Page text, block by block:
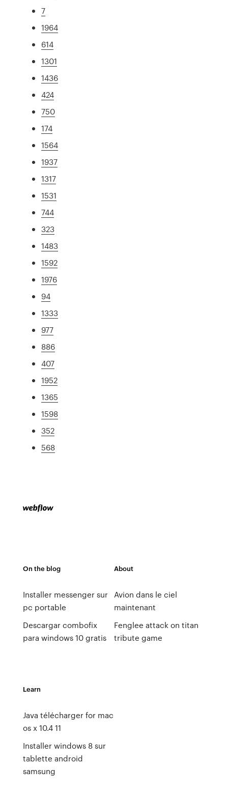
7
1964
614
1301
1436
424
750
174
1564
1937
1317
1531
744
323
1483
1592
1976
94
1333
977
886
407
1952
1365
1598
352
568
On the blog
Installer messenger sur
pc portable
Descargar combofix
para windows 10 gratis
About
Avion dans le ciel
maintenant
Fenglee attack on titan
tribute game
Learn
Java télécharger for mac
os x 10.4 11
Installer windows 8 sur
tablette android
samsung